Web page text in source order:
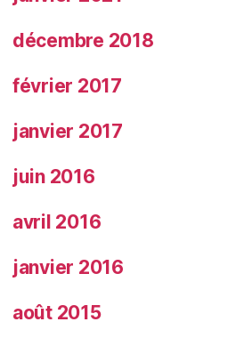
décembre 2018
février 2017
janvier 2017
juin 2016
avril 2016
janvier 2016
août 2015